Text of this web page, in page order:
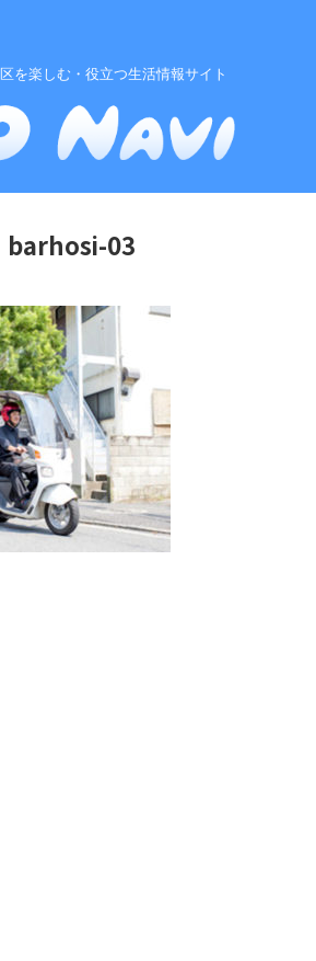
を楽しむ・役立つ生活情報サイト
barhosi-03